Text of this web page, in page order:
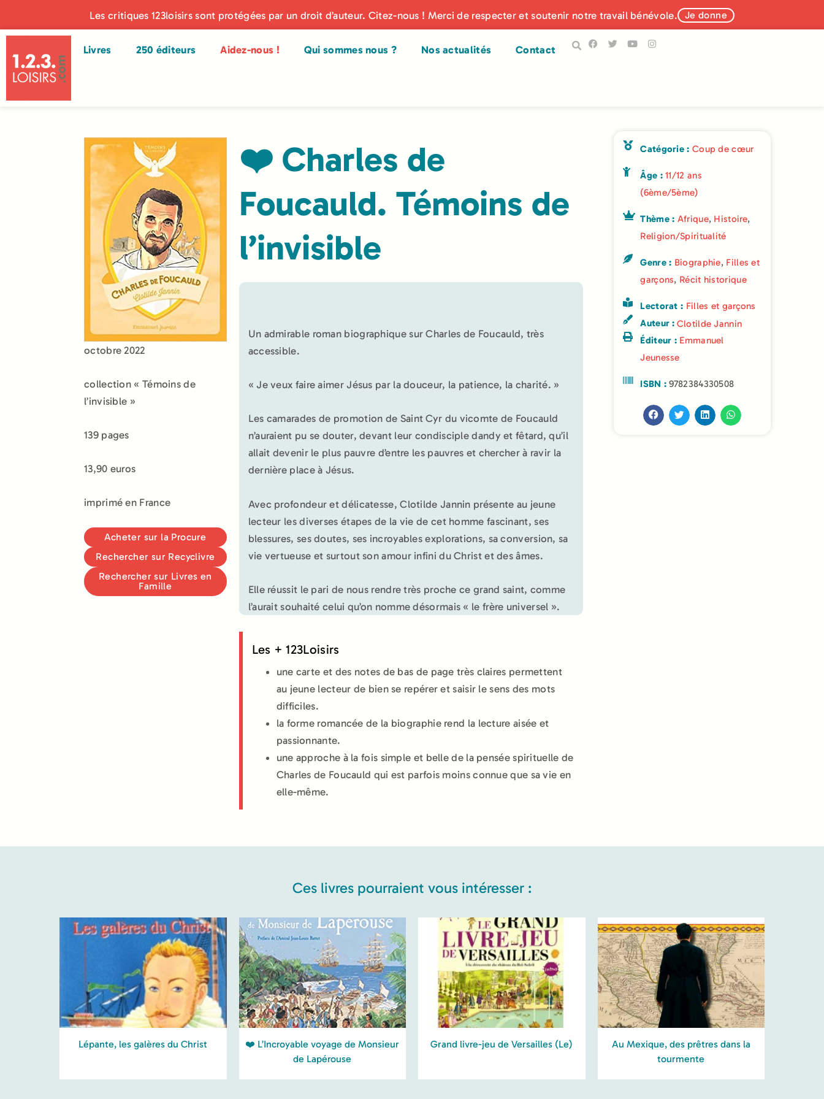
Les critiques 123loisirs sont protégées par un droit d’auteur. Citez-nous ! Merci de respecter et soutenir notre travail bénévole. Je donne
Livres 250 éditeurs Aidez-nous ! Qui sommes nous ? Nos actualités Contact
octobre 2022
collection « Témoins de
l’invisible »
139 pages
13,90 euros
imprimé en France
Acheter sur la Procure
Rechercher sur Recyclivre
Rechercher sur Livres en
Famille
❤️ Charles de
Foucauld. Témoins de
l’invisible
Un admirable roman biographique sur Charles de Foucauld, très
accessible.
« Je veux faire aimer Jésus par la douceur, la patience, la charité. »
Les camarades de promotion de Saint Cyr du vicomte de Foucauld
n’auraient pu se douter, devant leur condisciple dandy et fêtard, qu’il
allait devenir le plus pauvre d’entre les pauvres et chercher à ravir la
dernière place à Jésus.
Avec profondeur et délicatesse, Clotilde Jannin présente au jeune
lecteur les diverses étapes de la vie de cet homme fascinant, ses
blessures, ses doutes, ses incroyables explorations, sa conversion, sa
vie vertueuse et surtout son amour infini du Christ et des âmes.
Elle réussit le pari de nous rendre très proche ce grand saint, comme
l’aurait souhaité celui qu’on nomme désormais « le frère universel ».
Les + 123Loisirs
une carte et des notes de bas de page très claires permettent
au jeune lecteur de bien se repérer et saisir le sens des mots
difficiles.
la forme romancée de la biographie rend la lecture aisée et
passionnante.
une approche à la fois simple et belle de la pensée spirituelle de
Charles de Foucauld qui est parfois moins connue que sa vie en
elle-même.
Catégorie : Coup de cœur
Âge :11/12 ans
(6ème/5ème)
Thème : Afrique, Histoire,
Religion/Spiritualité
Genre : Biographie, Filles et
garçons, Récit historique
Lectorat : Filles et garçons
Auteur : Clotilde Jannin
Éditeur : Emmanuel
Jeunesse
ISBN :9782384330508
Ces livres pourraient vous intéresser :
Lépante, les galères du Christ
❤️ L’Incroyable voyage de Monsieur
de Lapérouse
Grand livre-jeu de Versailles (Le)
Au Mexique, des prêtres dans la
tourmente